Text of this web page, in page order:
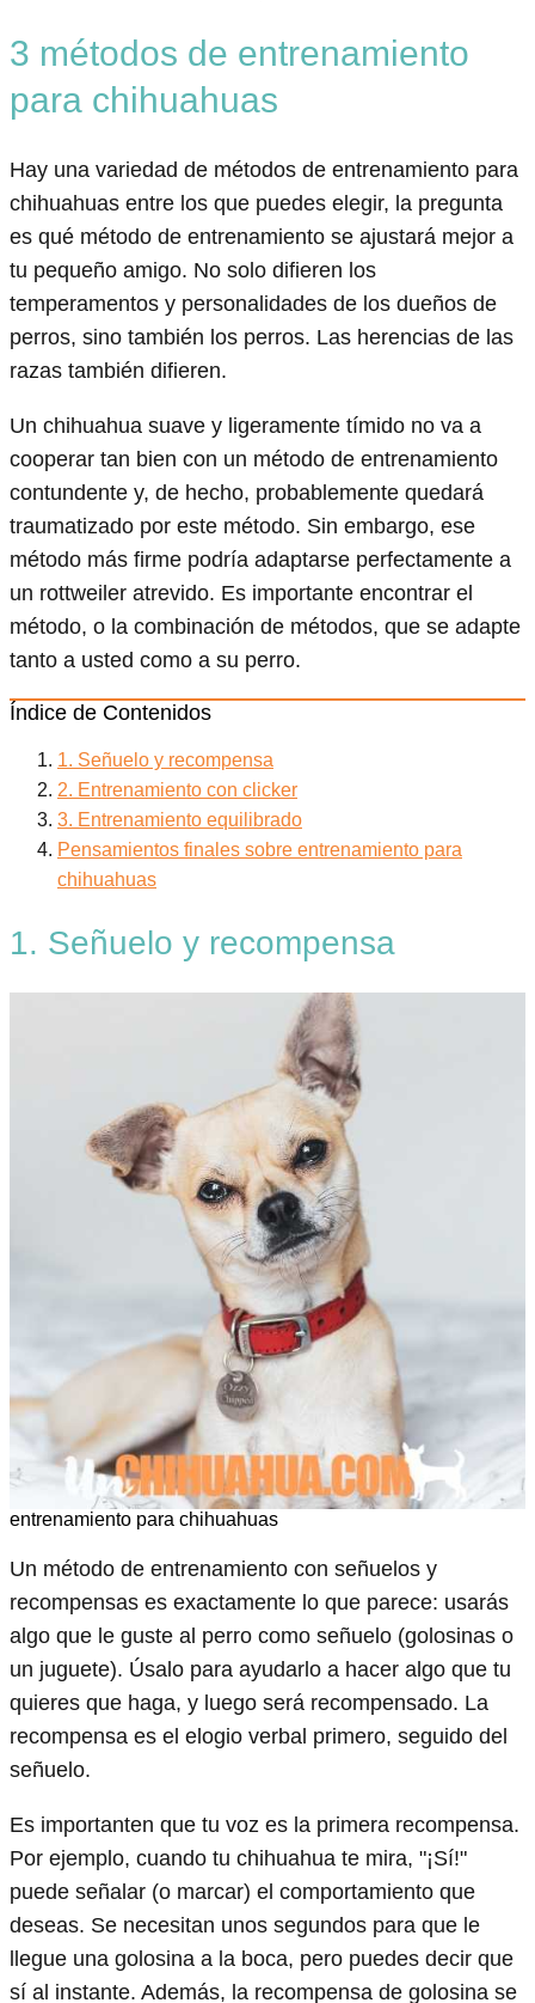
3 métodos de entrenamiento
para chihuahuas
Hay una variedad de métodos de entrenamiento para
chihuahuas entre los que puedes elegir, la pregunta
es qué método de entrenamiento se ajustará mejor a
tu pequeño amigo. No solo difieren los
temperamentos y personalidades de los dueños de
perros, sino también los perros. Las herencias de las
razas también difieren.
Un chihuahua suave y ligeramente tímido no va a
cooperar tan bien con un método de entrenamiento
contundente y, de hecho, probablemente quedará
traumatizado por este método. Sin embargo, ese
método más firme podría adaptarse perfectamente a
un rottweiler atrevido. Es importante encontrar el
método, o la combinación de métodos, que se adapte
tanto a usted como a su perro.
Índice de Contenidos
1. Señuelo y recompensa
2. Entrenamiento con clicker
3. Entrenamiento equilibrado
Pensamientos finales sobre entrenamiento para
chihuahuas
1. Señuelo y recompensa
entrenamiento para chihuahuas
Un método de entrenamiento con señuelos y
recompensas es exactamente lo que parece: usarás
algo que le guste al perro como señuelo (golosinas o
un juguete). Úsalo para ayudarlo a hacer algo que tu
quieres que haga, y luego será recompensado. La
recompensa es el elogio verbal primero, seguido del
señuelo.
Es importanten que tu voz es la primera recompensa.
Por ejemplo, cuando tu chihuahua te mira, "¡Sí!"
puede señalar (o marcar) el comportamiento que
deseas. Se necesitan unos segundos para que le
llegue una golosina a la boca, pero puedes decir que
sí al instante. Además, la recompensa de golosina se